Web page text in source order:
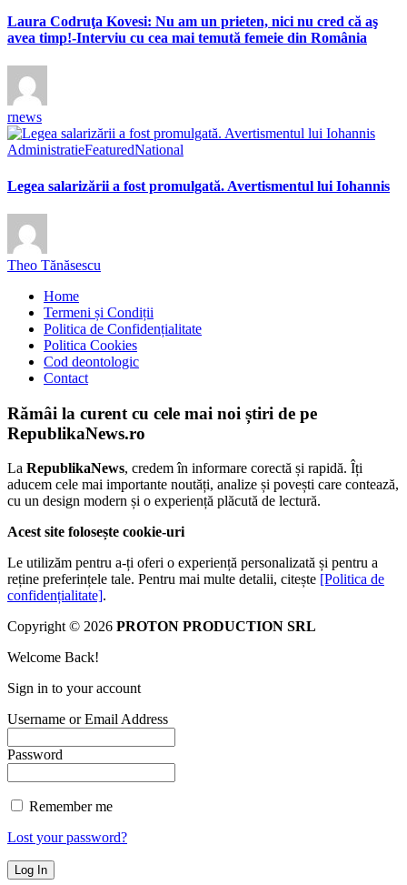
Laura Codruţa Kovesi: Nu am un prieten, nici nu cred că aş
avea timp!-Interviu cu cea mai temută femeie din România
rnews
AdministratieFeaturedNational
Legea salarizării a fost promulgată. Avertismentul lui Iohannis
Theo Tănăsescu
Home
Termeni și Condiții
Politica de Confidențialitate
Politica Cookies
Cod deontologic
Contact
Rămâi la curent cu cele mai noi știri de pe
RepublikaNews.ro
La RepublikaNews, credem în informare corectă și rapidă. Îți
aducem cele mai importante noutăți, analize și povești care contează,
cu un design modern și o experiență plăcută de lectură.
Acest site folosește cookie-uri
Le utilizăm pentru a-ți oferi o experiență personalizată și pentru a
reține preferințele tale. Pentru mai multe detalii, citește [Politica de
confidențialitate].
Copyright © 2026 PROTON PRODUCTION SRL
Welcome Back!
Sign in to your account
Username or Email Address
Password
Remember me
Lost your password?